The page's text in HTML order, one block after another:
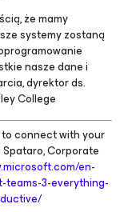
że mamy
systemy zostaną
nasze dane i
dyrektor ds.
College
connect with your
Corporate
en-
3-everything-